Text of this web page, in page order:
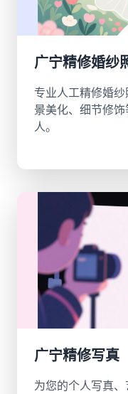
广宁精修婚纱
专业人工精修婚
景美化、细节修
人。
广宁精修写真
为您的个人写真